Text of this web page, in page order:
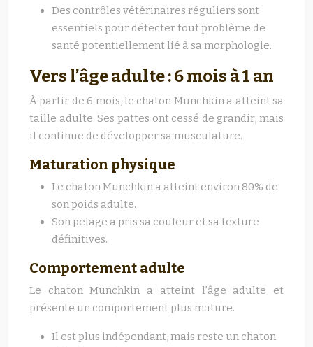
Des contrôles vétérinaires réguliers sont
essentiels pour détecter tout problème de
santé potentiellement lié à sa morphologie.
Vers l’âge adulte : 6 mois à 1 an
À partir de 6 mois, le chaton Munchkin a atteint sa
taille adulte. Ses pattes ont cessé de grandir, mais
il continue de développer sa musculature.
Maturation physique
Le chaton Munchkin a atteint environ 80% de
son poids adulte.
Son pelage a pris sa couleur et sa texture
définitives.
Comportement adulte
Le chaton Munchkin a atteint l’âge adulte et
présente un comportement plus mature.
Il est plus indépendant, mais reste un chaton